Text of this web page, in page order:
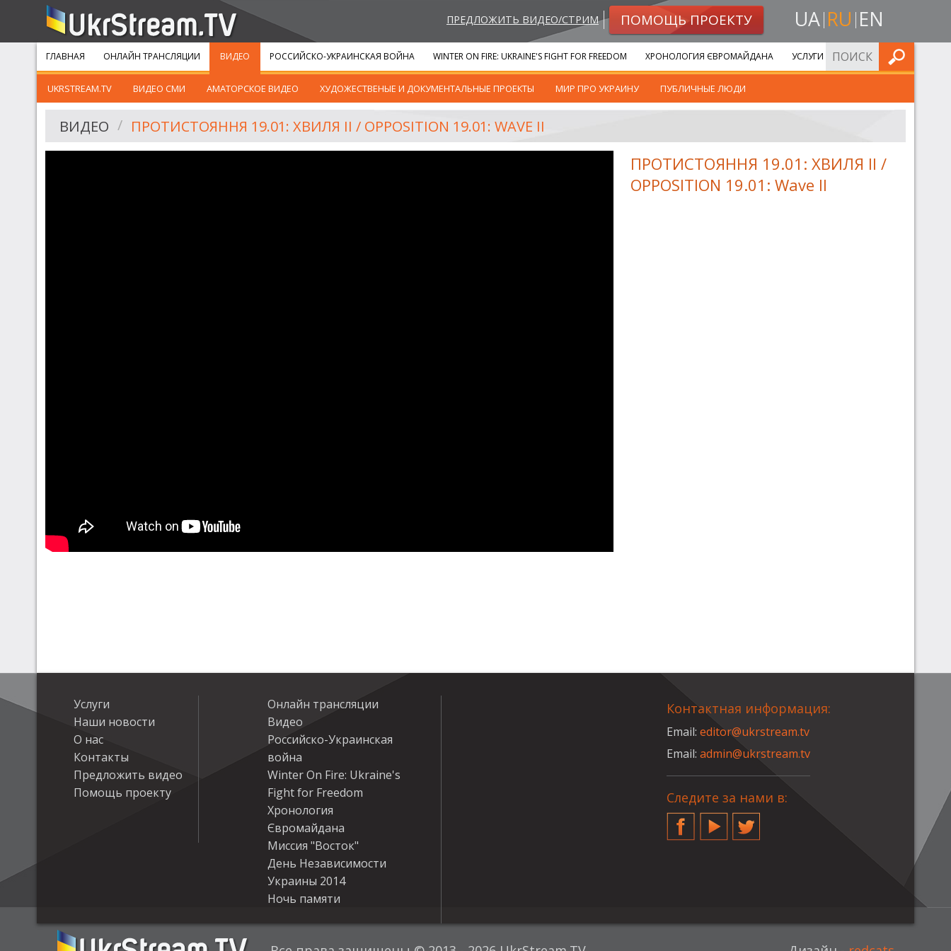
ПРЕДЛОЖИТЬ ВИДЕО/СТРИМ ПОМОЩЬ ПРОЕКТУ UA RU EN
ГЛАВНАЯ ОНЛАЙН ТРАНСЛЯЦИИ ВИДЕО
UKRSTREAM.TV ВИДЕО СМИ АМАТОРСКОЕ ВИДЕО ХУДОЖЕСТВЕНЫЕ И ДОКУМЕНТАЛЬНЫЕ ПРОЕКТЫ МИР ПРО УКРАИНУ ПУБЛИЧНЫЕ ЛЮДИ
РОССИЙСКО-УКРАИНСКАЯ ВОЙНА WINTER ON FIRE: UKRAINE'S FIGHT FOR FREEDOM ХРОНОЛОГИЯ ЄВРОМАЙДАНА УСЛУГИ ИСКАТЬ
ВИДЕО ПРОТИСТОЯННЯ 19.01: ХВИЛЯ II / OPPOSITION 19.01: WAVE II
ПРОТИСТОЯННЯ 19.01: ХВИЛЯ II /
OPPOSITION 19.01: Wave II
Услуги
Наши новости
О нас
Контакты
Предложить видео
Помощь проекту
Онлайн трансляции
Видео
Российско-Украинская
война
Winter On Fire: Ukraine's
Fight for Freedom
Хронология
Євромайдана
Миссия "Восток"
День Независимости
Украины 2014
Ночь памяти
Контактная информация:
Email:editor@ukrstream.tv
Email:admin@ukrstream.tv
Следите за нами в:
FacebookYouTubeTwitter